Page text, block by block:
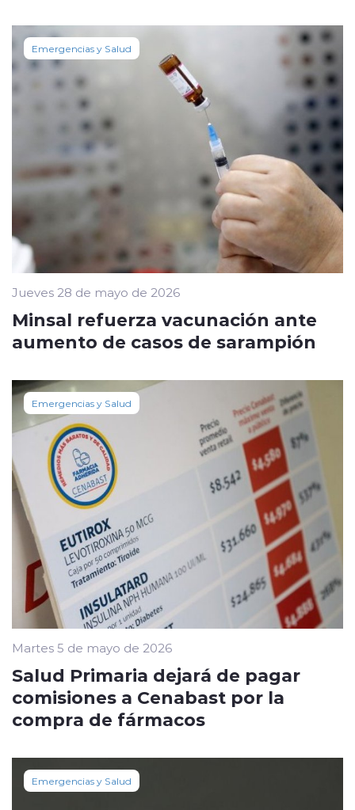
Emergencias y Salud
Jueves 28 de mayo de 2026
Minsal refuerza vacunación ante
aumento de casos de sarampión
Emergencias y Salud
Martes 5 de mayo de 2026
Salud Primaria dejará de pagar
comisiones a Cenabast por la
compra de fármacos
Emergencias y Salud